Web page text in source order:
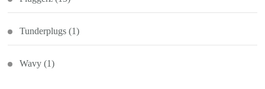
Tunderplugs (1)
Wavy (1)